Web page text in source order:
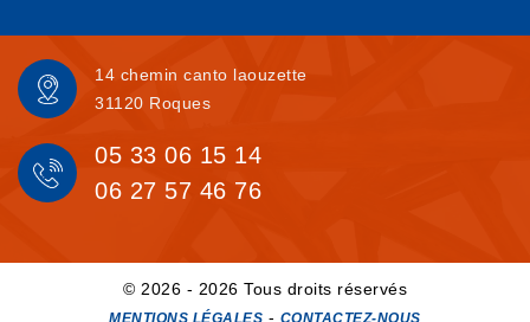
14 chemin canto laouzette
31120 Roques
05 33 06 15 14
06 27 57 46 76
© 2026 - 2026 Tous droits réservés
MENTIONS LÉGALES - CONTACTEZ-NOUS